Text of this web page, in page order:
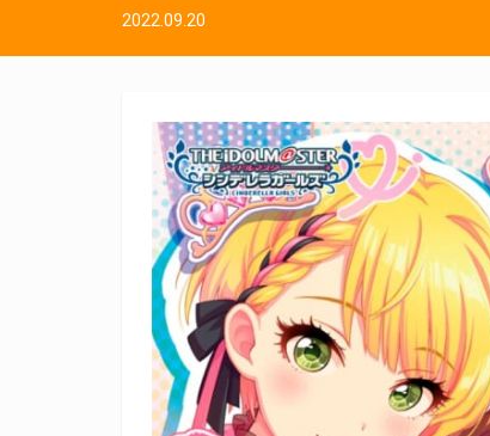
2022.09.20